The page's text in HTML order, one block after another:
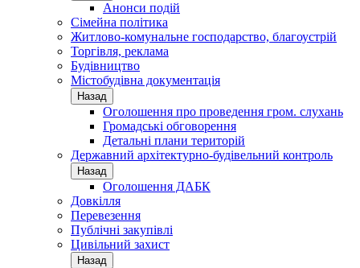
Анонси подій
Сімейна політика
Житлово-комунальне господарство, благоустрій
Торгівля, реклама
Будівництво
Містобудівна документація
Назад
Оголошення про проведення гром. слухань
Громадські обговорення
Детальні плани територій
Державний архітектурно-будівельний контроль
Назад
Оголошення ДАБК
Довкілля
Перевезення
Публічні закупівлі
Цивільний захист
Назад